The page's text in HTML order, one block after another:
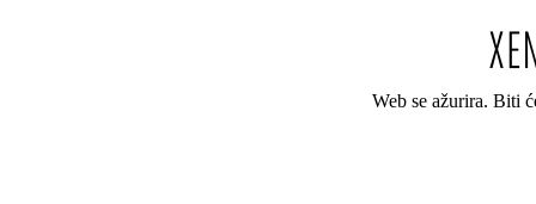
Web se ažurira. Biti